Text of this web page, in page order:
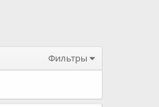
Фильтры